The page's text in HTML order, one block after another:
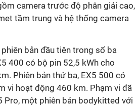
camera trước độ phân giải cao,
tầm trung và hệ thống camera
phiên bản đầu tiên trong số ba
400 có bộ pin 52,5 kWh cho
Phiên bản thứ ba, EX5 500 có
vi hoạt động 460 km. Phạm vi đã
Pro, một phiên bản bodykitted với